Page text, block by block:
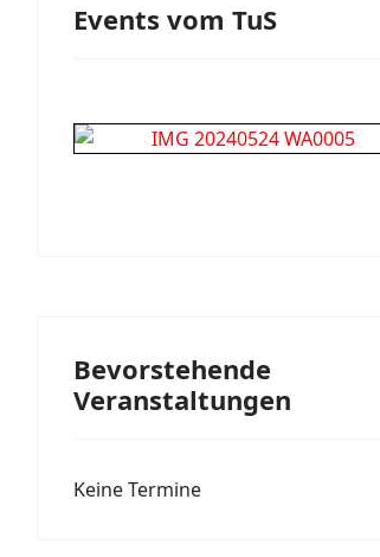
Events vom TuS
Bevorstehende
Veranstaltungen
Keine Termine